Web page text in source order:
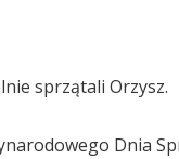
sprzątali Orzysz.
Dnia